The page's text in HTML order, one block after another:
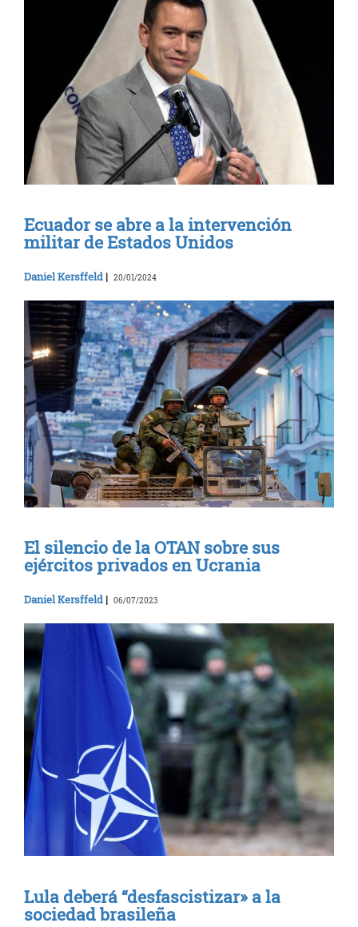
Ecuador se abre a la intervención
militar de Estados Unidos
Daniel Kersffeld | 20/01/2024
El silencio de la OTAN sobre sus
ejércitos privados en Ucrania
Daniel Kersffeld | 06/07/2023
Lula deberá “desfascistizar» a la
sociedad brasileña